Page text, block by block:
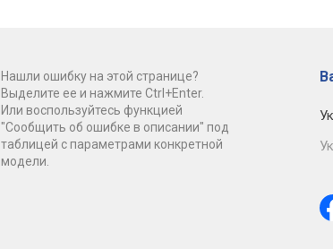
Нашли ошибку на этой странице?
Выделите ее и нажмите Ctrl+Enter.
Или воспользуйтесь функцией
"Сообщить об ошибке в описании" под
таблицей с параметрами конкретной
модели.